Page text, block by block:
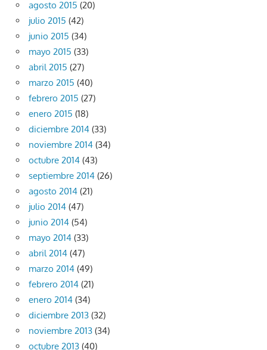
agosto 2015 (20)
julio 2015 (42)
junio 2015 (34)
mayo 2015 (33)
abril 2015 (27)
marzo 2015 (40)
febrero 2015 (27)
enero 2015 (18)
diciembre 2014 (33)
noviembre 2014 (34)
octubre 2014 (43)
septiembre 2014 (26)
agosto 2014 (21)
julio 2014 (47)
junio 2014 (54)
mayo 2014 (33)
abril 2014 (47)
marzo 2014 (49)
febrero 2014 (21)
enero 2014 (34)
diciembre 2013 (32)
noviembre 2013 (34)
octubre 2013 (40)